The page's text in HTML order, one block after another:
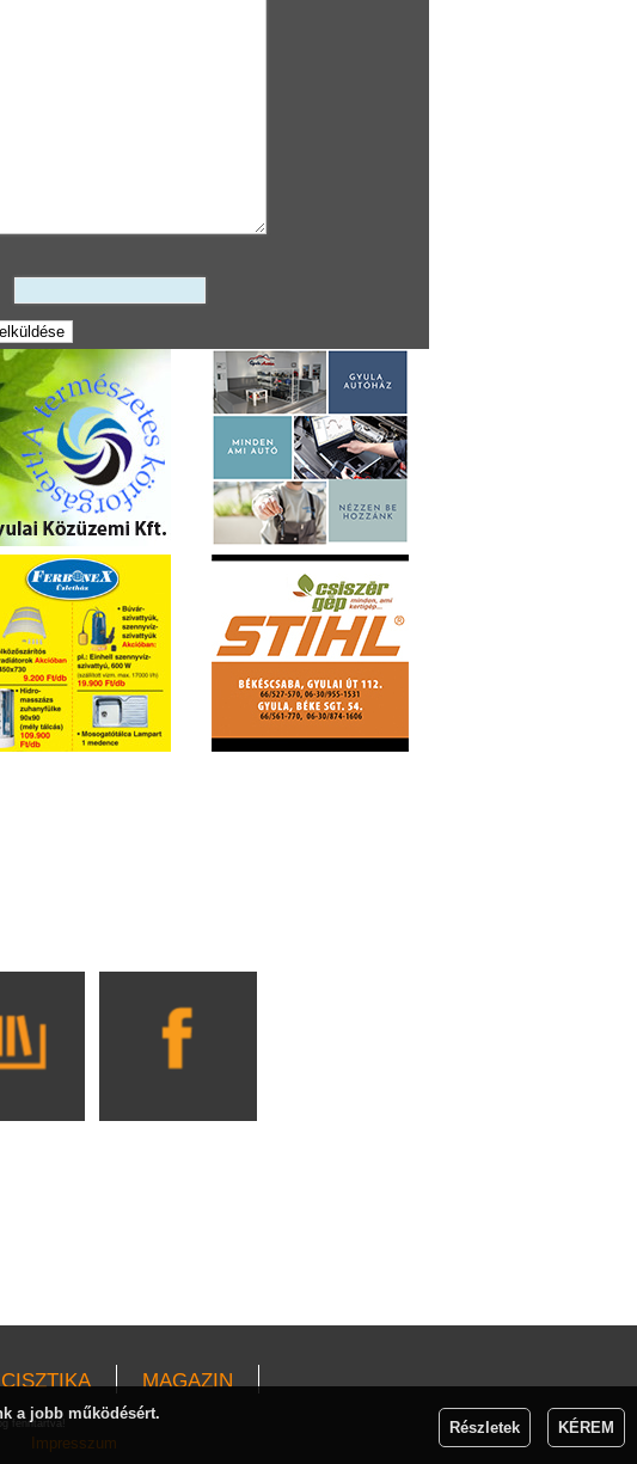
MAGAZIN
fenntartva!
Impresszum
a jobb működésért.
Részletek KÉREM